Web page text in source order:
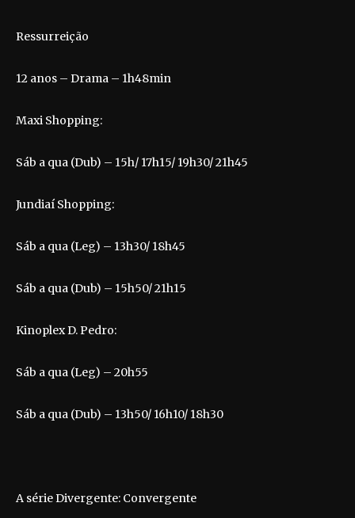
Ressurreição
12 anos – Drama – 1h48min
Maxi Shopping:
Sáb a qua (Dub) – 15h/ 17h15/ 19h30/ 21h45
Jundiaí Shopping:
Sáb a qua (Leg) – 13h30/ 18h45
Sáb a qua (Dub) – 15h50/ 21h15
Kinoplex D. Pedro:
Sáb a qua (Leg) – 20h55
Sáb a qua (Dub) – 13h50/ 16h10/ 18h30
A série Divergente: Convergente